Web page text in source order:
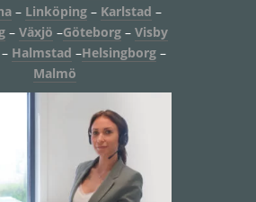
– Linköping – Karlstad –
– Växjö –Göteborg – Visby
Halmstad –Helsingborg–
Malmö